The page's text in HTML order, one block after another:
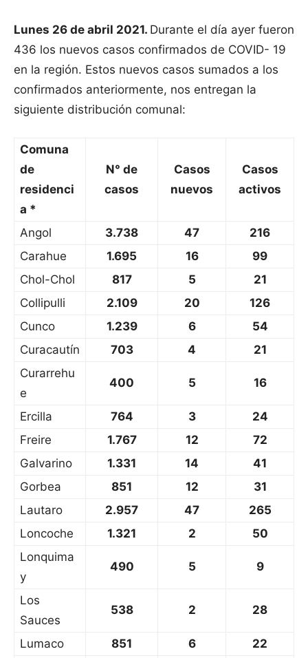
Lunes 26 de abril 2021. Durante el día ayer fueron
436 los nuevos casos confirmados de COVID- 19
en la región. Estos nuevos casos sumados a los
confirmados anteriormente, nos entregan la
siguiente distribución comunal:
Comuna
de
residenci
a *
N° de
casos
Casos
nuevos
Casos
activos
Angol 3.738 47
216
Carahue
1.695 16
99
Chol-Chol
817 5
21
Collipulli
2.109 20
126
Cunco
1.239 6
54
Curacautín
703 4
21
Curarrehu
e
400 5 16
Ercilla 764 3
24
Freire
1.767 12
72
Galvarino
1.331 14
41
Gorbea
851 12
31
Lautaro
2.957 47
265
Loncoche
1.321 2
50
Lonquima
y
490 5 9
Los
Sauces
538 2 28
Lumaco 851 6
22